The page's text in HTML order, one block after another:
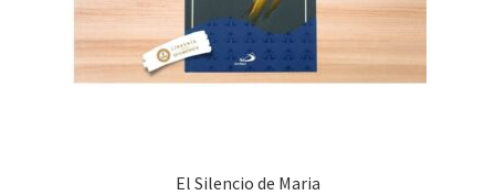
El Silencio de Maria